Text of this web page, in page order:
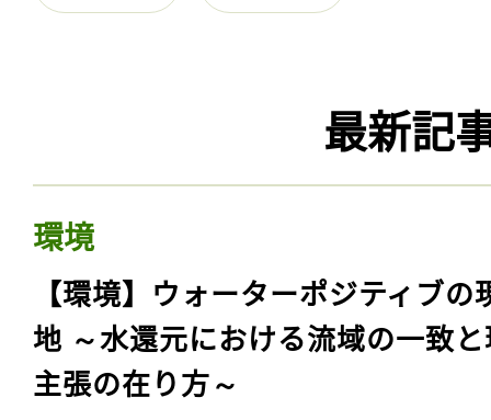
最新記
環境
【環境】ウォーターポジティブの
地 ～水還元における流域の一致
主張の在り方～